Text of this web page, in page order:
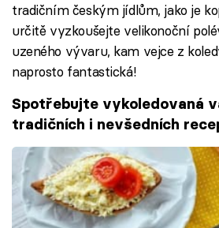
tradičním českým jídlům, jako je
určitě vyzkoušejte velikonoční
uzeného vývaru, kam vejce z
naprosto fantastická!
Spotřebujte vykoledovaná
tradičních i nevšedních